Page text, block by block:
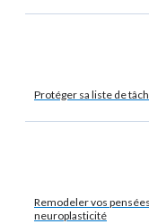
Protéger sa liste de
Remodeler vos
neuroplasticité